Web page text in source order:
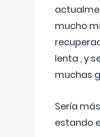
mucho
lenta , y
muchas
Sería
estando